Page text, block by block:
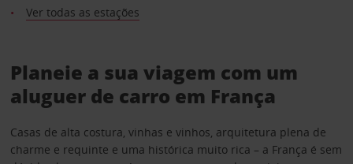
Ver todas as estações
Planeie a sua viagem com um
aluguer de carro em França
Casas de alta costura, vinhas e vinhos, arquitetura plena de
charme e requinte e uma histórica muito rica – a França é sem